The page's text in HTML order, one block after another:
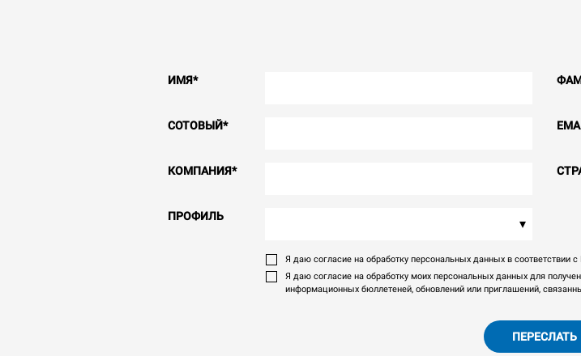
ИМЯ*
СОТОВЫЙ*
КОМПАНИЯ*
ПРОФИЛЬ ▾
Я даю согласие на обработку персональных данных в соответствии
Я даю согласие на обработку моих персональных данных для
информационных бюллетеней, обновлений или приглашений,
ПЕРЕСЛАТЬ